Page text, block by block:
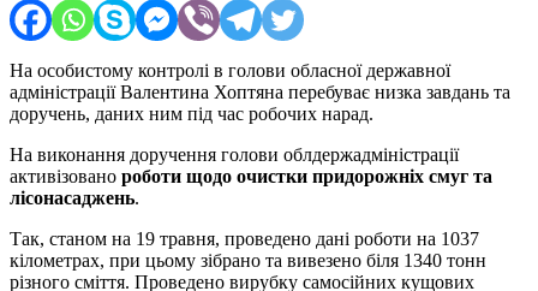
На особистому контролі в голови обласної державної
адміністрації Валентина Хоптяна перебуває низка завдань та
доручень, даних ним під час робочих нарад.
На виконання доручення голови облдержадміністрації
активізовано роботи щодо очистки придорожніх смуг та
лісонасаджень.
Так, станом на 19 травня, проведено дані роботи на 1037
кілометрах, при цьому зібрано та вивезено біля 1340 тонн
різного сміття. Проведено вирубку самосійних кущових